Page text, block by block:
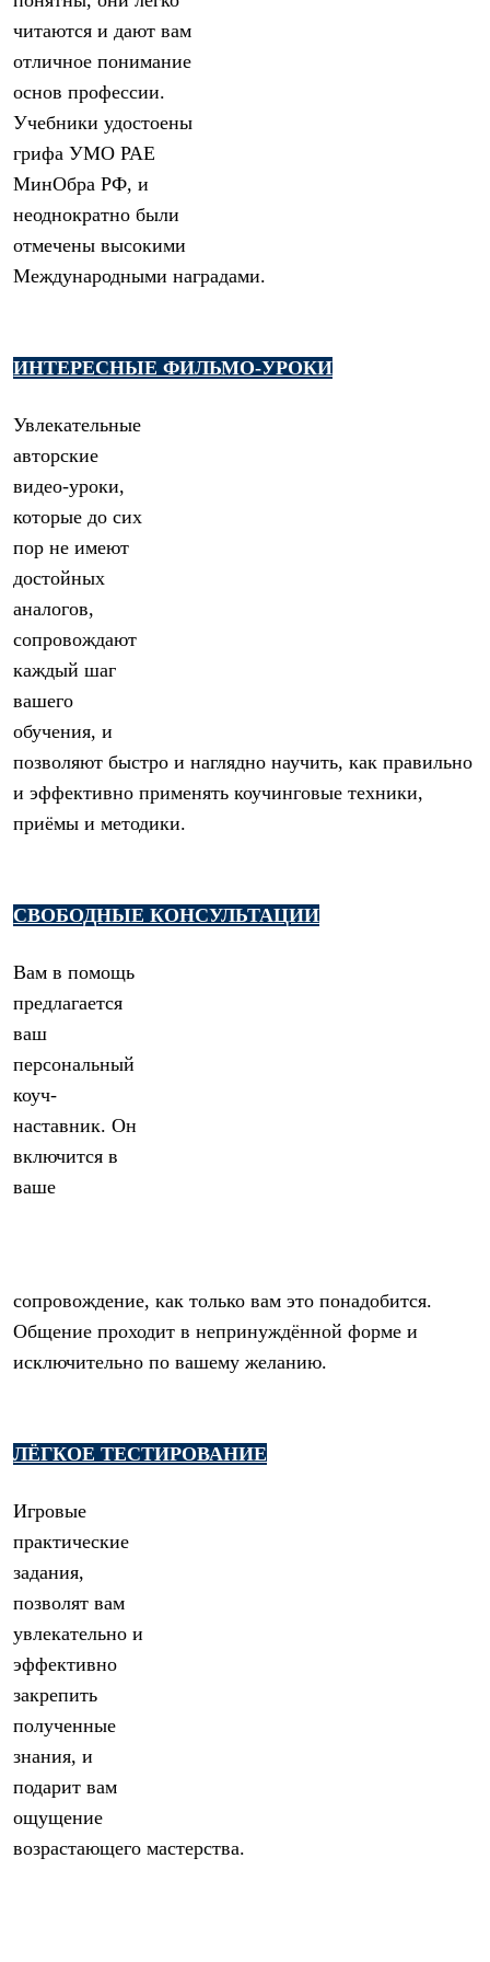
читаются и дают вам
отличное понимание
основ профессии.
Учебники удостоены
грифа УМО РАЕ
МинОбра РФ, и
неоднократно были
отмечены высокими
Международными наградами.
ИНТЕРЕСНЫЕ ФИЛЬМО-УРОКИ
Увлекательные
авторские
видео-уроки,
которые до сих
пор не имеют
достойных
аналогов,
сопровождают
каждый шаг
вашего
обучения, и
позволяют быстро и наглядно научить, как правильно
и эффективно применять коучинговые техники,
приёмы и методики.
СВОБОДНЫЕ КОНСУЛЬТАЦИИ
Вам в помощь
предлагается
ваш
персональный
коуч-
наставник. Он
включится в
ваше
сопровождение, как только вам это понадобится.
Общение проходит в непринуждённой форме и
исключительно по вашему желанию.
ЛЁГКОЕ ТЕСТИРОВАНИЕ
Игровые
практические
задания,
позволят вам
увлекательно и
эффективно
закрепить
полученные
знания, и
подарит вам
ощущение
возрастающего мастерства.